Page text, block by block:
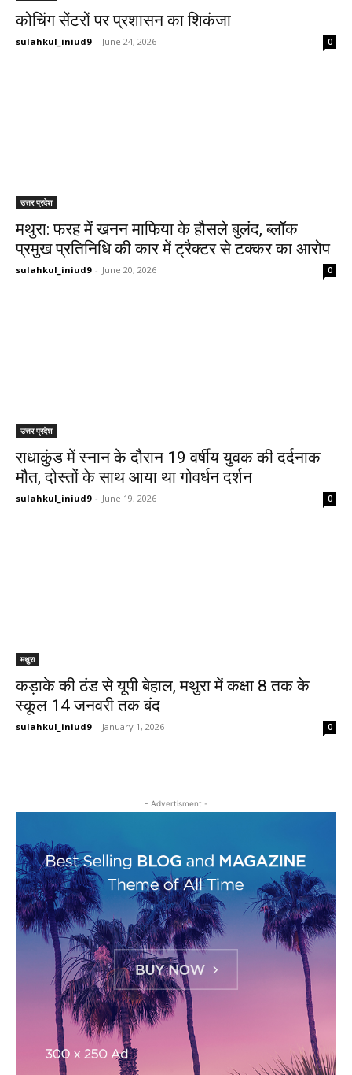
कोचिंग सेंटरों पर प्रशासन का शिकंजा
sulahkul_iniud9 - June 24, 2026 0
उत्तर प्रदेश
मथुरा: फरह में खनन माफिया के हौसले बुलंद, ब्लॉक
प्रमुख प्रतिनिधि की कार में ट्रैक्टर से टक्कर का आरोप
sulahkul_iniud9 - June 20, 2026 0
उत्तर प्रदेश
राधाकुंड में स्नान के दौरान 19 वर्षीय युवक की दर्दनाक
मौत, दोस्तों के साथ आया था गोवर्धन दर्शन
sulahkul_iniud9 - June 19, 2026 0
मथुरा
कड़ाके की ठंड से यूपी बेहाल, मथुरा में कक्षा 8 तक के
स्कूल 14 जनवरी तक बंद
sulahkul_iniud9 - January 1, 2026 0
- Advertisment -